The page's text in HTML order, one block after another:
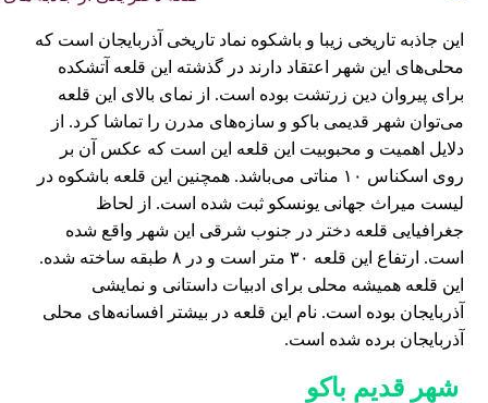
این جاذبه تاریخی زیبا و باشکوه نماد تاریخی آذربایجان است که
محلی‌های این شهر اعتقاد دارند در گذشته این قلعه آتشکده
برای پیروان دین زرتشت بوده است. از نمای بالای این قلعه
می‌توان شهر قدیمی باکو و سازه‌های مدرن را تماشا کرد. از
دلایل اهمیت و محبوبیت این قلعه این است که عکس آن بر
روی اسکناس ۱۰ مناتی می‌باشد. همچنین این قلعه باشکوه در
لیست میراث جهانی یونسکو ثبت شده است. از لحاظ
جغرافیایی قلعه دختر در جنوب شرقی این شهر واقع شده
است. ارتفاع این قلعه ۳۰ متر است و در ۸ طبقه ساخته شده.
این قلعه همیشه محلی برای ادبیات داستانی و نمایشی
آذربایجان بوده است. نام این قلعه در بیشتر افسا‌نه‌های محلی
آذربایجان برده شده است.
شهر قدیم باکو